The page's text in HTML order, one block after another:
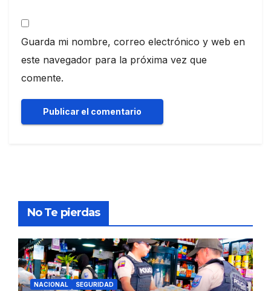
Guarda mi nombre, correo electrónico y web en
este navegador para la próxima vez que
comente.
No Te pierdas
NACIONAL SEGURIDAD